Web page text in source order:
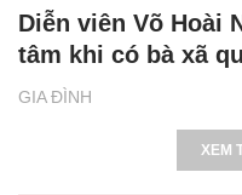
GIA ĐÌNH
Diễn viên Võ Hoài
tâm khi có bà xã
XEM